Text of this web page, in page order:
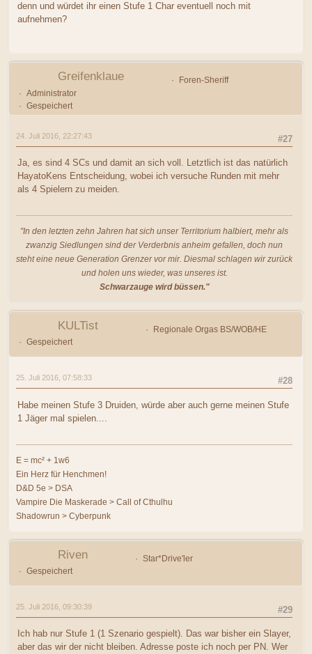
denn und würdet ihr einen Stufe 1 Char eventuell noch mit
aufnehmen?
Greifenklaue
Foren-Sheriff
Administrator
Gespeichert
#27
24. Juli 2016, 22:27:43
Ja, es sind 4 SCs und damit an sich voll. Letztlich ist das natürlich
HayatoKens Entscheidung, wobei ich versuche Runden mit mehr
als 4 Spielern zu meiden.
"In den letzten zehn Jahren hat sich unser Territorium halbiert, mehr als
zwanzig Siedlungen sind der Verderbnis anheim gefallen, doch nun
steht eine neue Generation Grenzer vor mir. Diesmal schlagen wir zurück
und holen uns wieder, was unseres ist.
Schwarzauge wird büssen."
KULTist
Regionale Orgas BS/WOB/HE
Gespeichert
#28
25. Juli 2016, 07:58:33
Habe meinen Stufe 3 Druiden, würde aber auch gerne meinen Stufe
1 Jäger mal spielen....
E = mc² + 1w6
Ein Herz für Henchmen!
D&D 5e > DSA
Vampire Die Maskerade > Call of Cthulhu
Shadowrun > Cyberpunk
Riven
Star*Drive'ler
Gespeichert
#29
25. Juli 2016, 09:30:39
Ich hab nur Stufe 1 (1 Szenario gespielt). Das war bisher ein Slayer,
aber das wir der nicht bleiben. Adresse poste ich noch per PN. Wer